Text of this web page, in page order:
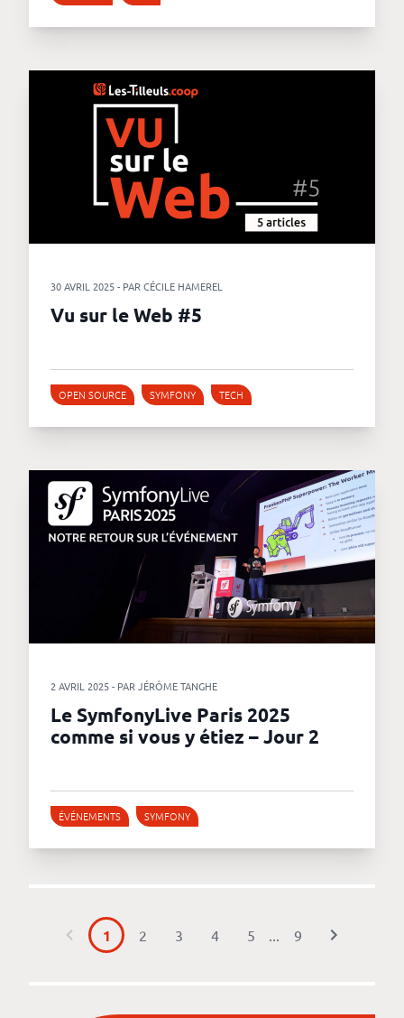
30 AVRIL 2025 - PAR CÉCILE HAMEREL
Vu sur le Web #5
OPEN SOURCE SYMFONY TECH
2 AVRIL 2025 - PAR JÉRÔME TANGHE
Le SymfonyLive Paris 2025
comme si vous y étiez – Jour 2
ÉVÉNEMENTS SYMFONY
1 2 3 4 5 9